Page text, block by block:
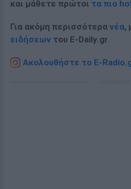
και μάθετε πρώτοι τα πιο
Για ακόμη περισσότερα νέα,
ειδήσεων του E-Daily.gr
Ακολουθήστε το E-